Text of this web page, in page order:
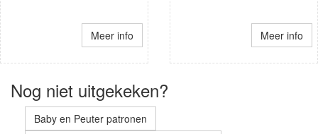
Meer info Meer info
Nog niet uitgekeken?
Baby en Peuter patronen